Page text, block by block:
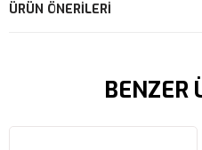
ÜRÜN ÖNERILERI
BENZER